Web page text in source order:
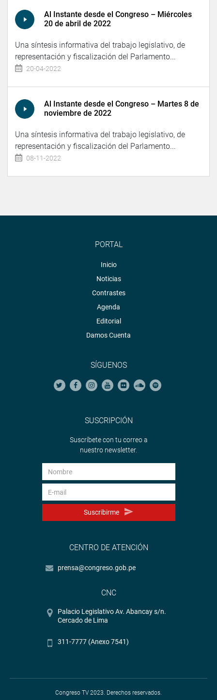
Al Instante desde el Congreso – Miércoles
20 de abril de 2022
Una síntesis informativa del trabajo legislativo, de
representación y fiscalización del Parlamento...
20-04-2022
Al Instante desde el Congreso – Martes 8 de
noviembre de 2022
Una síntesis informativa del trabajo legislativo, de
representación y fiscalización del Parlamento...
08-11-2022
PORTAL
Inicio
Noticias
Contrastes
Agenda
Editorial
Damos Cuenta
SÍGUENOS
SUSCRIPCIÓN
Suscríbete con tu correo a
nuestro newsletter.
Suscribirme
CENTRO DE ATENCIÓN
prensa@congreso.gob.pe
CNC
Palacio Legislativo Av. Abancay s/n.
Cercado de Lima
311-7777 (Anexo 7541)
Congreso TV 2023. Derechos reservados.